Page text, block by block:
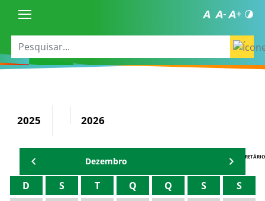
2025 2026
AGENDA DO SECRETÁRIO
Dezembro
D S T Q Q S S